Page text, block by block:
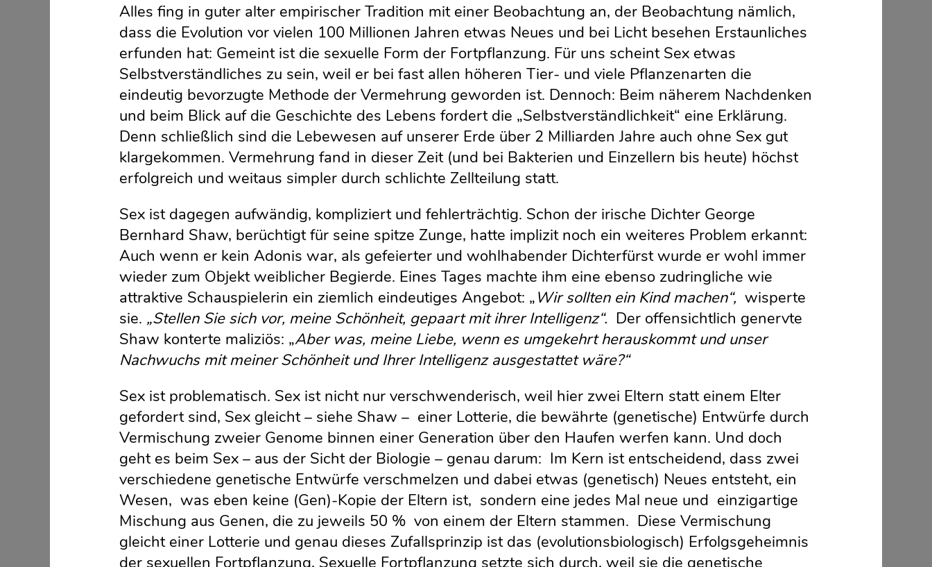
Alles fing in guter alter empirischer Tradition mit einer Beobachtung an, der Beobachtung nämlich,
dass die Evolution vor vielen 100 Millionen Jahren etwas Neues und bei Licht besehen Erstaunliches
erfunden hat: Gemeint ist die sexuelle Form der Fortpflanzung. Für uns scheint Sex etwas
Selbstverständliches zu sein, weil er bei fast allen höheren Tier- und viele Pflanzenarten die
eindeutig bevorzugte Methode der Vermehrung geworden ist. Dennoch: Beim näherem Nachdenken
und beim Blick auf die Geschichte des Lebens fordert die „Selbstverständlichkeit“ eine Erklärung.
Denn schließlich sind die Lebewesen auf unserer Erde über 2 Milliarden Jahre auch ohne Sex gut
klargekommen. Vermehrung fand in dieser Zeit (und bei Bakterien und Einzellern bis heute) höchst
erfolgreich und weitaus simpler durch schlichte Zellteilung statt.
Sex ist dagegen aufwändig, kompliziert und fehlerträchtig. Schon der irische Dichter George
Bernhard Shaw, berüchtigt für seine spitze Zunge, hatte implizit noch ein weiteres Problem erkannt:
Auch wenn er kein Adonis war, als gefeierter und wohlhabender Dichterfürst wurde er wohl immer
wieder zum Objekt weiblicher Begierde. Eines Tages machte ihm eine ebenso zudringliche wie
attraktive Schauspielerin ein ziemlich eindeutiges Angebot: „Wir sollten ein Kind machen“, wisperte
sie. „Stellen Sie sich vor, meine Schönheit, gepaart mit ihrer Intelligenz“. Der offensichtlich genervte
Shaw konterte maliziös: „Aber was, meine Liebe, wenn es umgekehrt herauskommt und unser
Nachwuchs mit meiner Schönheit und Ihrer Intelligenz ausgestattet wäre?“
Sex ist problematisch. Sex ist nicht nur verschwenderisch, weil hier zwei Eltern statt einem Elter
gefordert sind, Sex gleicht – siehe Shaw – einer Lotterie, die bewährte (genetische) Entwürfe durch
Vermischung zweier Genome binnen einer Generation über den Haufen werfen kann. Und doch
geht es beim Sex – aus der Sicht der Biologie – genau darum: Im Kern ist entscheidend, dass zwei
verschiedene genetische Entwürfe verschmelzen und dabei etwas (genetisch) Neues entsteht, ein
Wesen, was eben keine (Gen)-Kopie der Eltern ist, sondern eine jedes Mal neue und einzigartige
Mischung aus Genen, die zu jeweils 50 % von einem der Eltern stammen. Diese Vermischung
gleicht einer Lotterie und genau dieses Zufallsprinzip ist das (evolutionsbiologisch) Erfolgsgeheimnis
der sexuellen Fortpflanzung, Sexuelle Fortpflanzung setzte sich durch, weil sie die genetische